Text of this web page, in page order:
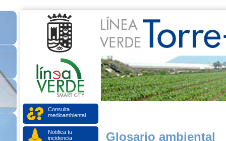
Consulta
medioambiental
Notifica tu
incidencia
Glosario ambiental